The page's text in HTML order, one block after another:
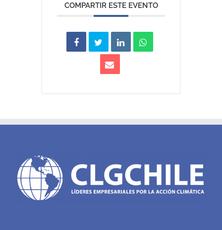
COMPARTIR ESTE EVENTO